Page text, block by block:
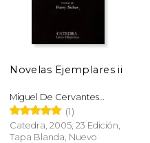
$
Novelas Ejemplares ii
Miguel De Cervantes
Saavedra
(1)
Catedra, 2005, 23 Edición,
Tapa Blanda, Nuevo